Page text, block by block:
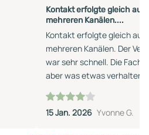
Kontakt erfolgte gleich auf
mehreren Kanälen....
Kontakt erfolgte gleich auf
mehreren Kanälen. Der
war sehr schnell. Die
aber was etwas verhalten
voraussichtlich keinen
machen - zu viel Auswahl
15 Jan. 2026 Yvonne G.